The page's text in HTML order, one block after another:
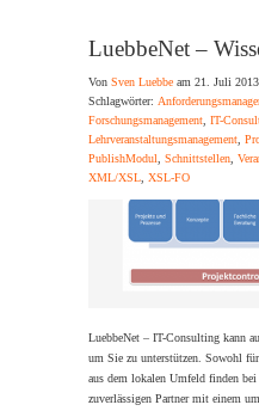
LuebbeNet –
Von Sven Luebbe am 21. Juli 2013
Schlagwörter:
Forschungsmanagement, IT-
Lehrveranstaltungsmanagement,
PublishModul, Schnittstellen,
XML/XSL, XSL-FO
LuebbeNet – IT-Consulting kann
um Sie zu unterstützen. Sowohl
aus dem lokalen Umfeld finden
zuverlässigen Partner mit einem